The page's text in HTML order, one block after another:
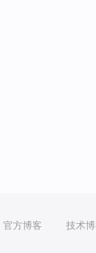
官方博客 技术